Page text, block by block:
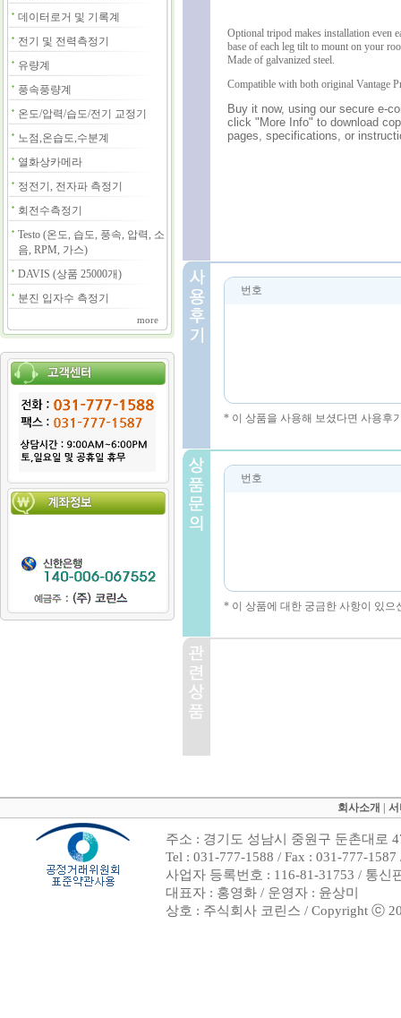
데이터로거 및 기록계
전기 및 전력측정기
유량계
풍속풍량계
온도/압력/습도/전기 교정기
노점,온습도,수분계
열화상카메라
정전기, 전자파 측정기
회전수측정기
Testo (온도, 습도, 풍속, 압력, 소
음, RPM, 가스)
DAVIS (상품 25000개)
분진 입자수 측정기
more
Optional tripod makes installation even
base of each leg tilt to mount on your
Made of galvanized steel.
Compatible with both original Vantage
Buy it now, using our secure e-
click "More Info" to download
pages, specifications, or
번호
* 이 상품을 사용해 보셨다면 사용후
번호
* 이 상품에 대한 궁금한 사항이 있
회사소개
주소 : 경기도 성남시 중원구 둔촌대로
Tel : 031-777-1588 / Fax : 031-777-
사업자 등록번호 : 116-81-31753 / 통신
대표자 : 홍영화 / 운영자 : 윤상미
상호 : 주식회사 코린스 / Copyright ⓒ